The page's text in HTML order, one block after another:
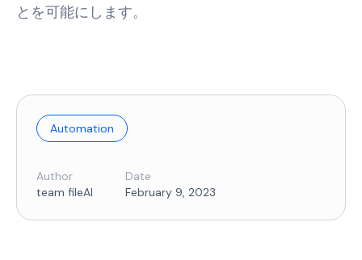
とを可能にします。
Automation
Author
team fileAI
Date
February 9, 2023